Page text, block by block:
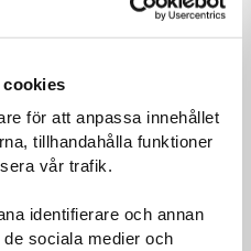
cookies
för att anpassa innehållet
tillhandahålla funktioner
vår trafik.
identifierare och annan
sociala medier och
nov 2026